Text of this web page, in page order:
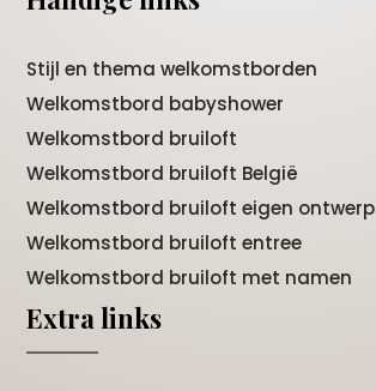
Stijl en thema welkomstborden
Welkomstbord babyshower
Welkomstbord bruiloft
Welkomstbord bruiloft België
Welkomstbord bruiloft eigen ontwerp
Welkomstbord bruiloft entree
Welkomstbord bruiloft met namen
Extra links